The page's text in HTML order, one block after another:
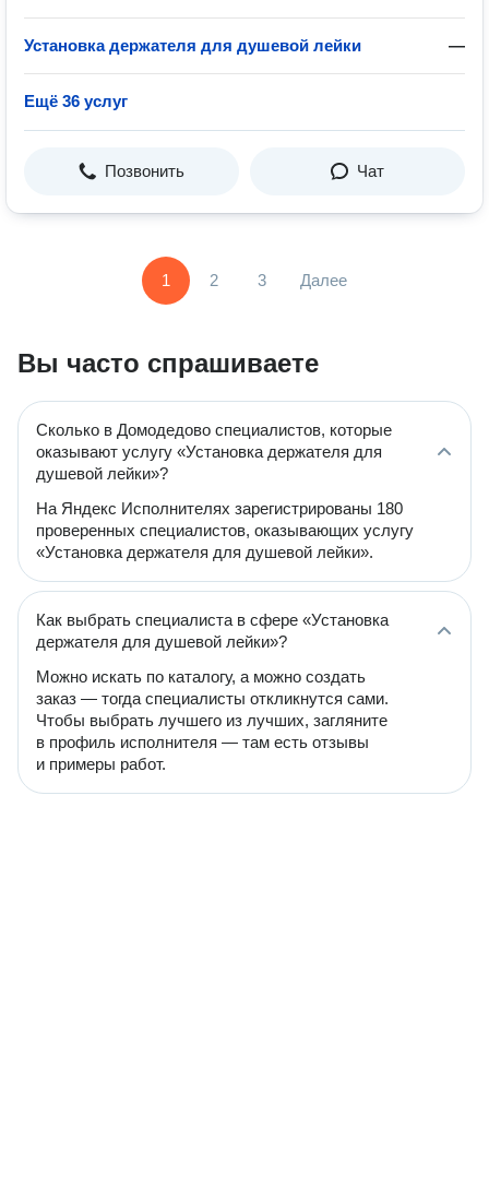
Установка держателя для душевой лейки —
Ещё 36 услуг
Позвонить Чат
1 2 3 Далее
Вы часто спрашиваете
Сколько в Домодедово специалистов, которые
оказывают услугу «Установка держателя для
душевой лейки»?
На Яндекс Исполнителях зарегистрированы 180
проверенных специалистов, оказывающих услугу
«Установка держателя для душевой лейки».
Как выбрать специалиста в сфере «Установка
держателя для душевой лейки»?
Можно искать по каталогу, а можно создать
заказ — тогда специалисты откликнутся сами.
Чтобы выбрать лучшего из лучших, загляните
в профиль исполнителя — там есть отзывы
и примеры работ.